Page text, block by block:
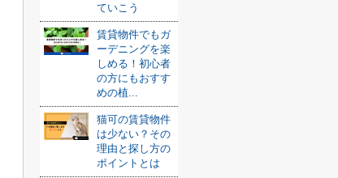
ていこう
賃貸物件でもガ
ーデニングを楽
しめる！初心者
の方にもおすす
めの植...
猫可の賃貸物件
は少ない？その
理由と探し方の
ポイントとは